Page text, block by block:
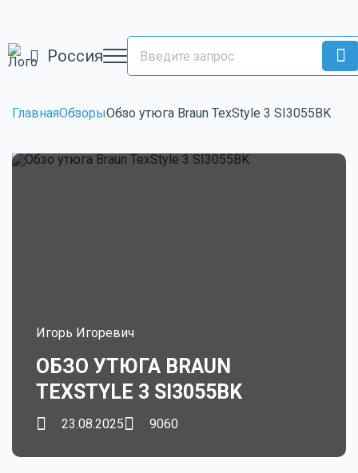
Россия
ГлавнаяОбзорыОбзо утюга Braun TexStyle 3 SI3055BK
Игорь Игоревич
ОБЗО УТЮГА BRAUN
TEXSTYLE 3 SI3055BK
23.08.2025 9060